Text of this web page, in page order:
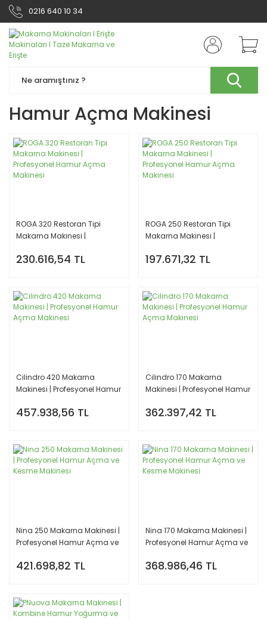
0216 640 10 34
Hamur Açma Makinesi
ROGA 320 Restoran Tipi
Makarna Makinesi |
Makinesi
230.616,54 TL
ROGA 250 Restoran Tipi
Makarna Makinesi |
Makinesi
197.671,32 TL
Cilindro 420 Makarna
Makinesi | Profesyonel Hamur
457.938,56 TL
Cilindro 170 Makarna
Makinesi | Profesyonel Hamur
362.397,42 TL
Nina 250 Makarna Makinesi |
Profesyonel Hamur Açma ve
421.698,82 TL
Nina 170 Makarna Makinesi |
Profesyonel Hamur Açma ve
368.986,46 TL